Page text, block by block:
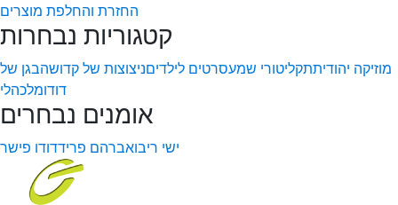
החזרת והחלפת מוצרים
קטגוריות נבחרות
מוזיקה יהודיתתקליטורי שמעסרטים לילדיםניצוצות של קדושהבגן של
דודומלכהלי
אומנים נבחרים
ישי ריבואברהם פרידדודו פישר